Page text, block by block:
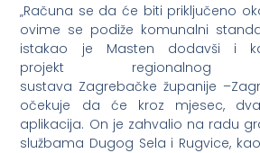
„Računa se da će biti priključeno
ovime se podiže komunalni
istakao je Masten dodavši i
projekt regionalnog
sustava Zagrebačke županije
očekuje da će kroz mjesec,
aplikacija. On je zahvalio na radu
službama Dugog Sela i Rugvice,